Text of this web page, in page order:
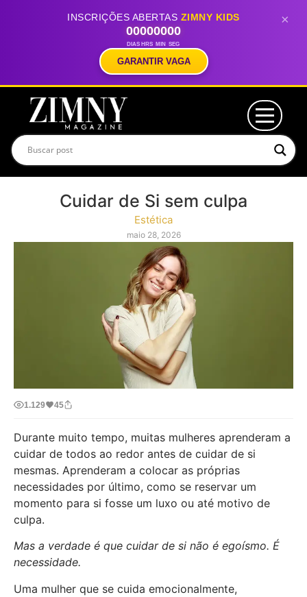
INSCRIÇÕES ABERTAS ZIMNY KIDS
00
DIAS
00
HRS
00
MIN
00
SEG
GARANTIR VAGA
×
Cuidar de Si sem culpa
Estética
maio 28, 2026
1.129 45
Durante muito tempo, muitas mulheres aprenderam a
cuidar de todos ao redor antes de cuidar de si
mesmas. Aprenderam a colocar as próprias
necessidades por último, como se reservar um
momento para si fosse um luxo ou até motivo de
culpa.
Mas a verdade é que cuidar de si não é egoísmo. É
necessidade.
Uma mulher que se cuida emocionalmente,